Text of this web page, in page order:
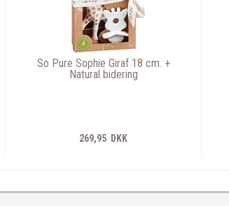
So Pure Sophie Giraf 18 cm. +
Natural bidering
269,95 DKK